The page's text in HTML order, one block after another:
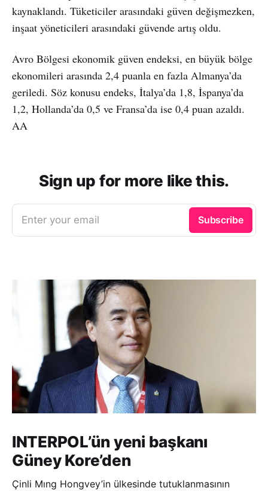
kaynaklandı. Tüketiciler arasındaki güven değişmezken,
inşaat yöneticileri arasındaki güvende artış oldu.
Avro Bölgesi ekonomik güven endeksi, en büyük bölge
ekonomileri arasında 2,4 puanla en fazla Almanya’da
geriledi. Söz konusu endeks, İtalya’da 1,8, İspanya’da
1,2, Hollanda’da 0,5 ve Fransa’da ise 0,4 puan azaldı.
AA
Sign up for more like this.
Enter your email Subscribe
INTERPOL’ün yeni başkanı
Güney Kore’den
Çinli Mıng Hongvey’in ülkesinde tutuklanmasının